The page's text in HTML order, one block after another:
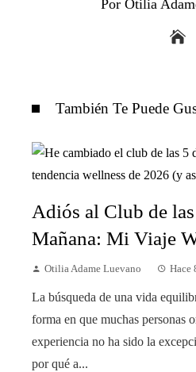
Por Otilia
También Te Puede
Adiós al Club de
Mañana: Mi Viaje
Otilia Adame Luevano Hace
La búsqueda de una vida
forma en que muchas personas
experiencia no ha sido la
por qué a...